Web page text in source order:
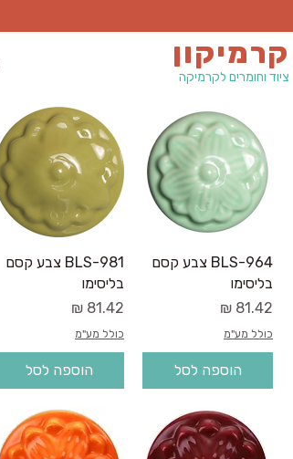
קרמיקון
ציוד וחומרים לקרמיקה
תצוגה מהירה
BLS-964 צבע קסם
בליסימו
מחיר
כולל מע"מ
הוספה לסל
תצוגה מהירה
BLS-981 צבע קסם
בליסימו
מחיר
כולל מע"מ
הוספה לסל